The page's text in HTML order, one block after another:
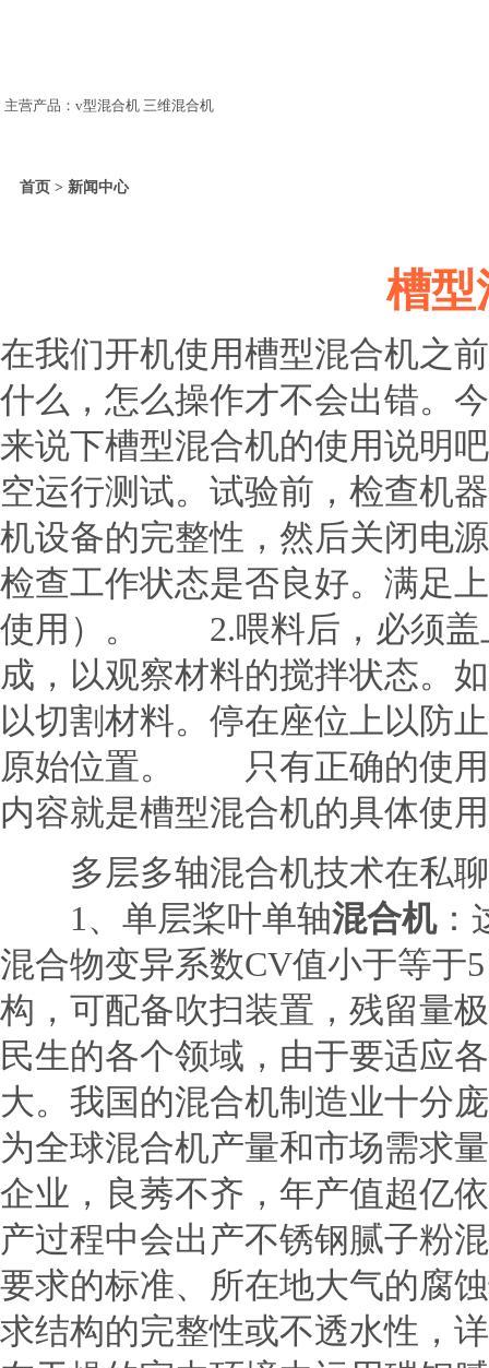
主营产品：v型混合机 三维混合机
首页 > 新闻中心
槽型
在我们开机使用槽型混合机之
什么，怎么操作才不会出错。
来说下槽型混合机的使用说
空运行测试。试验前，检查机
机设备的完整性，然后关闭电
检查工作状态是否良好。满足
使用）。 2.喂料后，必须盖
成，以观察材料的搅拌状态。
以切割材料。停在座位上以防
原始位置。 只有正确的使用
内容就是槽型混合机的具体使
多层多轴混合机技术在私聊
1、单层桨叶单轴混合机：
混合物变异系数CV值小于等于
构，可配备吹扫装置，残留量
民生的各个领域，由于要适应
大。我国的混合机制造业十分
为全球混合机产量和市场需求
企业，良莠不齐，年产值超亿
产过程中会出产不锈钢腻子粉
要求的标准、所在地大气的腐
求结构的完整性或不透水性